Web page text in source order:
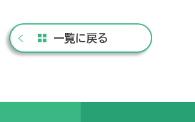
一覧に戻る